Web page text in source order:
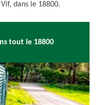
dans le 18800.
tout le 18800